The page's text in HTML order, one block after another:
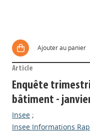
Ajouter au panier
Article
Enquête
bâtiment -
Insee ;
Insee Informations